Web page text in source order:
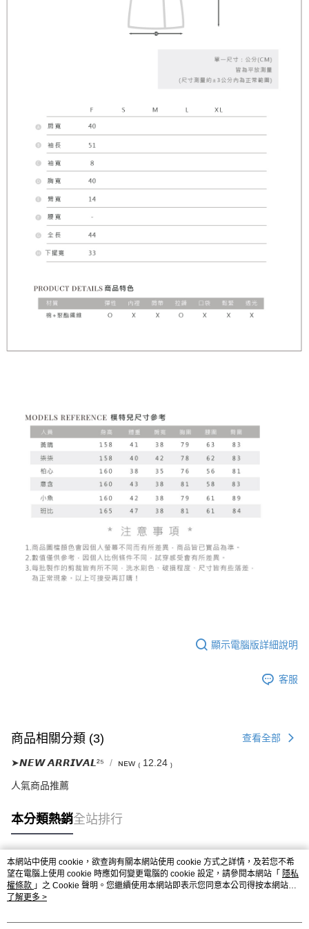
顯示電腦版詳細說明
客服
商品相關分類 (3) 查看全部
➤𝙉𝙀𝙒 𝘼𝙍𝙍𝙄𝙑𝘼𝙇²⁵ ɴᴇᴡ ₍ 12.24 ₎
人氣商品推薦
本分類熱銷全站排行
熱門標籤
本網站中使用 cookie，欲查詢有關本網站使用 cookie 方式之詳情，及若您不希
望在電腦上使用 cookie 時應如何變更電腦的 cookie 設定，請參閱本網站「 隱私
權條款 」之 Cookie 聲明。您繼續使用本網站即表示您同意本公司得按本網站使
用條款之 Cookie 聲明使用 cookie。
了解更多 >